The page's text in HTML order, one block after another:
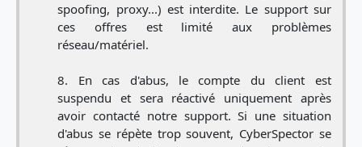
spoofing, proxy...) est interdite. Le support sur
ces offres est limité aux problèmes
réseau/matériel.
En cas d'abus, le compte du client est
suspendu et sera réactivé uniquement après
avoir contacté notre support. Si une situation
d'abus se répète trop souvent, CyberSpector se